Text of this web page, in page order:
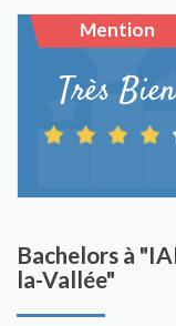
Mention
Très Bien
Bachelors à
la-Vallée"